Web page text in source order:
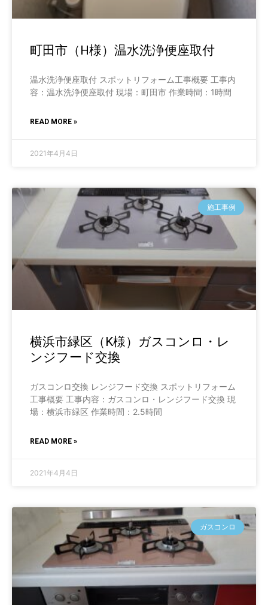
町田市（H様）温水洗浄便座取付
温水洗浄便座取付 スポットリフォーム工事概要 工事内
容：温水洗浄便座取付 現場：町田市 作業時間：1時間
READ MORE »
2021年4月4日
施工事例
横浜市緑区（K様）ガスコンロ・レ
ンジフード交換
ガスコンロ交換 レンジフード交換 スポットリフォーム
工事概要 工事内容：ガスコンロ・レンジフード交換 現
場：横浜市緑区 作業時間：2.5時間
READ MORE »
2021年4月4日
ガスコンロ